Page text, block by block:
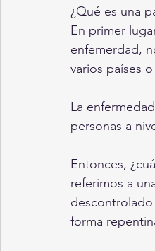
¿Qué es una
En primer
enfemerdad,
varios países
La
personas a
Entonces,
referimos a
forma